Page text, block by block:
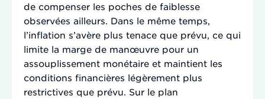
de compenser les poches de faiblesse
observées ailleurs. Dans le même temps,
l’inflation s’avère plus tenace que prévu, ce qui
limite la marge de manœuvre pour un
assouplissement monétaire et maintient les
conditions financières légèrement plus
restrictives que prévu. Sur le plan